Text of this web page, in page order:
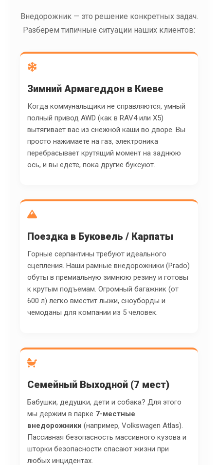
Внедорожник — это решение конкретных задач.
Разберем типичные ситуации наших клиентов:
Зимний Армагеддон в Киеве
Когда коммунальщики не справляются, умный
полный привод AWD (как в RAV4 или X5)
вытягивает вас из снежной каши во дворе. Вы
просто нажимаете на газ, электроника
перебрасывает крутящий момент на заднюю
ось, и вы едете, пока другие буксуют.
Поездка в Буковель / Карпаты
Горные серпантины требуют идеального
сцепления. Наши рамные внедорожники (Prado)
обуты в премиальную зимнюю резину и готовы
к крутым подъемам. Огромный багажник (от
600 л) легко вместит лыжи, сноуборды и
чемоданы для компании из 5 человек.
Семейный Выходной (7 мест)
Бабушки, дедушки, дети и собака? Для этого
мы держим в парке 7-местные
внедорожники (например, Volkswagen Atlas).
Пассивная безопасность массивного кузова и
шторки безопасности спасают жизни при
любых инцидентах.